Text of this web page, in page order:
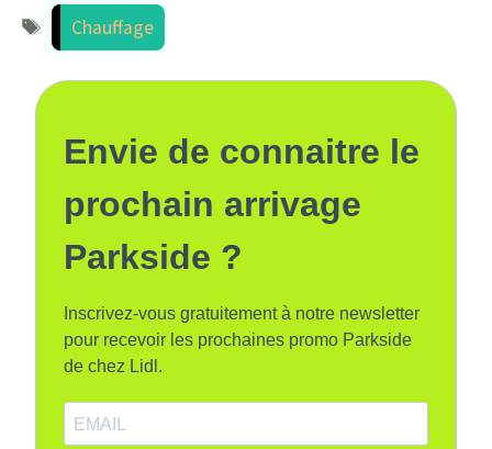
Étiquettes
Chauffage
Envie de connaitre le
prochain arrivage
Parkside ?
Inscrivez-vous gratuitement à notre newsletter
pour recevoir les prochaines promo Parkside
de chez Lidl.